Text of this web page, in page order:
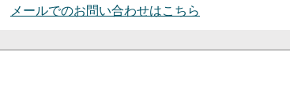
メールでのお問い合わせはこちら